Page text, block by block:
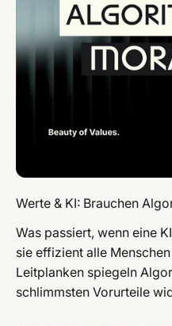
Werte & KI: Brauchen
Was passiert, wenn eine
sie effizient alle
Leitplanken spiegeln
schlimmsten Vorurteile